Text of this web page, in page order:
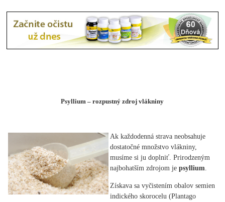
Psyllium – rozpustný zdroj vlákniny
Ak každodenná strava neobsahuje
dostatočné množstvo vlákniny,
musíme si ju doplniť. Prirodzeným
najbohatším zdrojom jepsyllium
Získava sa vyčistením obalov semien
indického skorocelu (Plantago